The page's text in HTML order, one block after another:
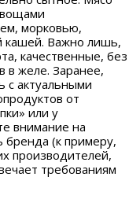
морковью,
кашей. Важно лишь,
качественные, без
в желе. Заранее,
с актуальными
от
или у
внимание на
бренда (к примеру,
производителей,
требованиям